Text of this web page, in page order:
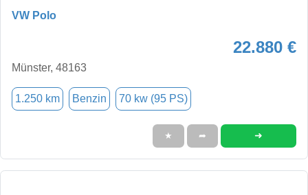
VW Polo
22.880 €
Münster, 48163
1.250 km Benzin 70 kw (95 PS)
★ ➦ ➜